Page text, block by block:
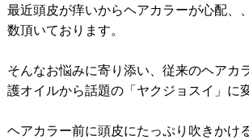
最近頭皮が痒いからヘアカラーが心配、
数頂いております。
そんなお悩みに寄り添い、従来のヘアカ
護オイルから話題の「ヤクジョスイ」に
ヘアカラー前に頭皮にたっぷり吹きかけ